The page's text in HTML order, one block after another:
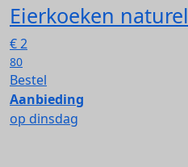
Eierkoeken naturel
€2
80
Bestel
Aanbieding
op dinsdag